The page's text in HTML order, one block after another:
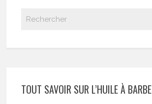
TOUT SAVOIR SUR L’HUILE À BARBE